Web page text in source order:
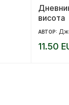
висота
АВТОР:
11.50